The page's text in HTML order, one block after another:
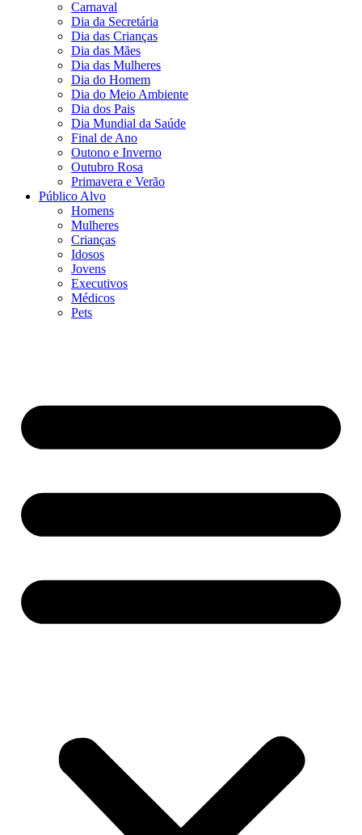
Carnaval
Dia da Secretária
Dia das Crianças
Dia das Mães
Dia das Mulheres
Dia do Homem
Dia do Meio Ambiente
Dia dos Pais
Dia Mundial da Saúde
Final de Ano
Outono e Inverno
Outubro Rosa
Primavera e Verão
Público Alvo
Homens
Mulheres
Crianças
Idosos
Jovens
Executivos
Médicos
Pets